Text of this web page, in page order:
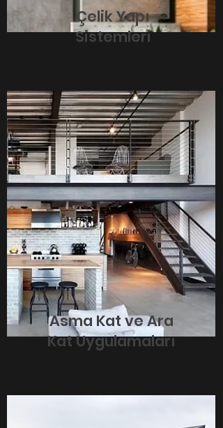
Çelik Yapı
Sistemleri
Asma Kat ve Ara
Kat Uygulamaları